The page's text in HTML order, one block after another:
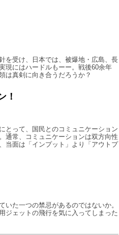
を受け、日本では、被爆地・広島、長
現にはハードルもーー。戦後60余年
は真剣に向き合うだろうか？
！
とって、国民とのコミュニケーション
通常、コミュニケーションは双方向性
当面は「インプット」より「アウトプ
た一つの禁忌があるのではないか。
ジェットの飛行を気に入ってしまった